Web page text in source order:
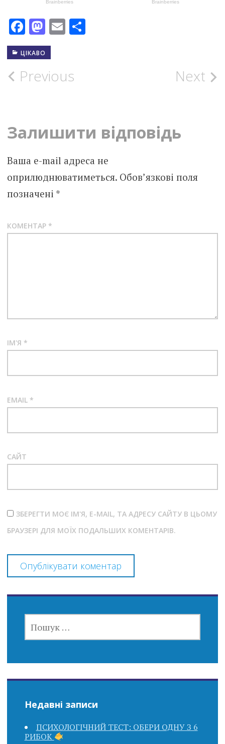
Facebook
Mastodon
EmailПоділитися
ЦІКАВО
Post
Previous Next
Залишити відповідь
Ваша e-mail адреса не
оприлюднюватиметься. Обов’язкові поля
позначені *
КОМЕНТАР *
ІМ'Я *
EMAIL *
САЙТ
ЗБЕРЕГТИ МОЄ ІМ'Я, E-MAIL, ТА АДРЕСУ САЙТУ В ЦЬОМУ
БРАУЗЕРІ ДЛЯ МОЇХ ПОДАЛЬШИХ КОМЕНТАРІВ.
Недавні записи
ПСИХОЛОГІЧНИЙ ТЕСТ: ОБЕРИ ОДНУ З 6
РИБОК